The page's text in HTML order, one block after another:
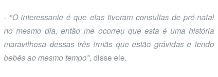
- "O interessante é que elas tiveram consultas de pré-natal
no mesmo dia, então me ocorreu que esta é uma história
maravilhosa dessas três irmãs que estão grávidas e tendo
bebês ao mesmo tempo", disse ele.